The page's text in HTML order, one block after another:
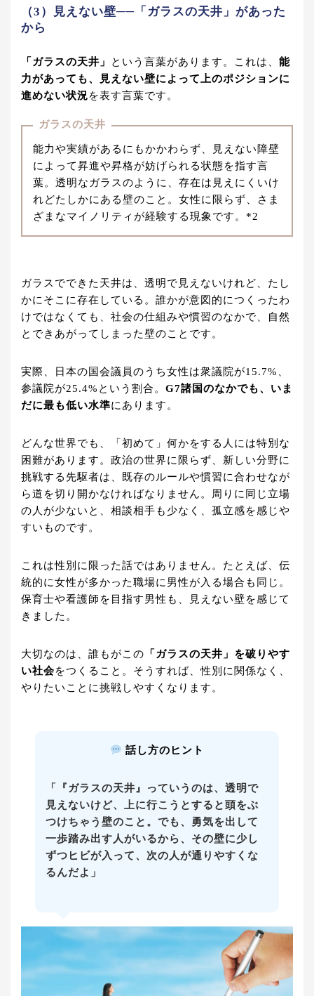
（3）見えない壁──「ガラスの天井」があった
から
「ガラスの天井」 という言葉があります。これは、 能
力があっても、見えない壁によって上のポジションに
進めない状況を表す言葉です。
ガラスの天井
能力や実績があるにもかかわらず、見えない障壁
によって昇進や昇格が妨げられる状態を指す言
葉。透明なガラスのように、存在は見えにくいけ
れどたしかにある壁のこと。女性に限らず、さま
ざまなマイノリティが経験する現象です。*2
ガラスでできた天井は、透明で見えないけれど、たし
かにそこに存在している。誰かが意図的につくったわ
けではなくても、社会の仕組みや慣習のなかで、自然
とできあがってしまった壁のことです。
実際、日本の国会議員のうち女性は衆議院が15.7%、
参議院が25.4%という割合。 G7諸国のなかでも、いま
だに最も低い水準にあります。
どんな世界でも、「初めて」何かをする人には特別な
困難があります。政治の世界に限らず、新しい分野に
挑戦する先駆者は、既存のルールや慣習に合わせなが
ら道を切り開かなければなりません。周りに同じ立場
の人が少ないと、相談相手も少なく、孤立感を感じや
すいものです。
これは性別に限った話ではありません。たとえば、伝
統的に女性が多かった職場に男性が入る場合も同じ。
保育士や看護師を目指す男性も、見えない壁を感じて
きました。
大切なのは、誰もがこの 「ガラスの天井」を破りやす
い社会をつくること。そうすれば、性別に関係なく、
やりたいことに挑戦しやすくなります。
話し方のヒント
「『ガラスの天井』っていうのは、透明で
見えないけど、上に行こうとすると頭をぶ
つけちゃう壁のこと。でも、勇気を出して
一歩踏み出す人がいるから、その壁に少し
ずつヒビが入って、次の人が通りやすくな
るんだよ」